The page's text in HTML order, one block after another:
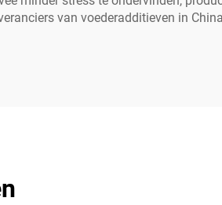
van voederadditieven in